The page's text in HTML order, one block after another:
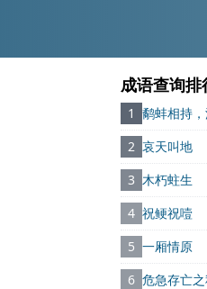
成语查询排
1 鹬蚌相持
2 哀天叫地
3 木朽蛀生
4 祝鲠祝噎
5 一厢情原
6 危急存亡